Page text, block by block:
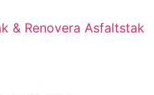
& Renovera Asfaltstak